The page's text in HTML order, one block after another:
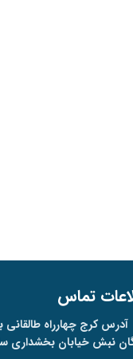
تماس
آدرس کرج چهارراه
نبش خیابان بخشداری